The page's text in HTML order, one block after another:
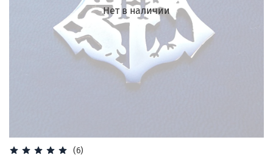
Нет в наличии
(6)